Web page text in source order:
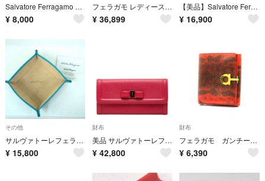
Salvatore Ferragamo フェラガモ 二折り財布 レザー 箱付
¥ 8,000
フェラガモ レディース 長財布 22C843 0683626 レッド
¥ 36,899
【美品】Salvatore Ferragamo 二つ折り財布 レオパード柄
¥ 16,900
その他
サルヴァトーレフェラガモ カーフレザー トレイ アクセサリートレイ 小物入れ
¥ 15,800
財布
美品 サルヴァトーレフェラガモ ヴァラリボン 長財布 ロングウォレット DP-22D154 レザー レディース Salvatore Ferragamo 【230-85119】
¥ 42,800
財布
フェラガモ ガンチーニ 二つ折り財布 赤 Salvatore Ferragamo 18716511
¥ 6,390